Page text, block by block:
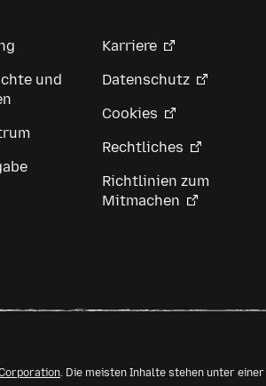
und
Karriere
Datenschutz
Cookies
Rechtliches
Richtlinien zum
Mitmachen
. Die meisten Inhalte stehen unter einer